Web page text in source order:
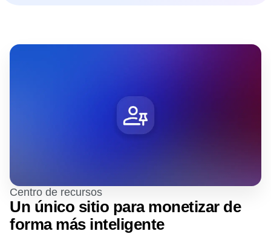
Centro de recursos
Un único sitio para monetizar de
forma más inteligente